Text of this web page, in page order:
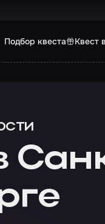
Подбор квеста Квест